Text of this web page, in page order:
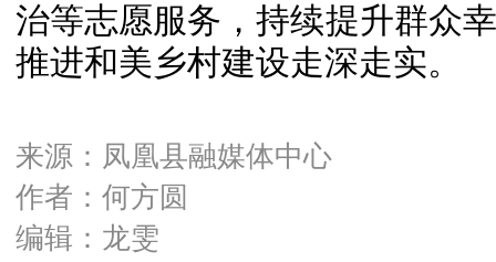
治等志愿服务，持续提升群众
推进和美乡村建设走深走实。
来源：凤凰县融媒体中心
作者：何方圆
编辑：龙雯